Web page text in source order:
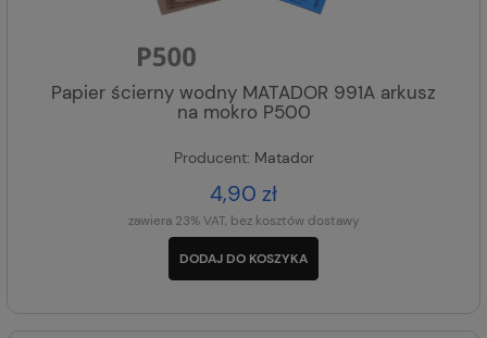
Papier ścierny wodny MATADOR 991A arkusz
na mokro P500
Producent: Matador
4,90 zł
zawiera 23% VAT, bez kosztów dostawy
DODAJ DO KOSZYKA